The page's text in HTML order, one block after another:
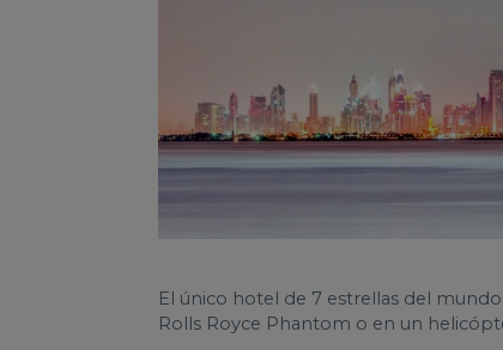
El único hotel de 7 estrellas del
Rolls Royce Phantom o en un